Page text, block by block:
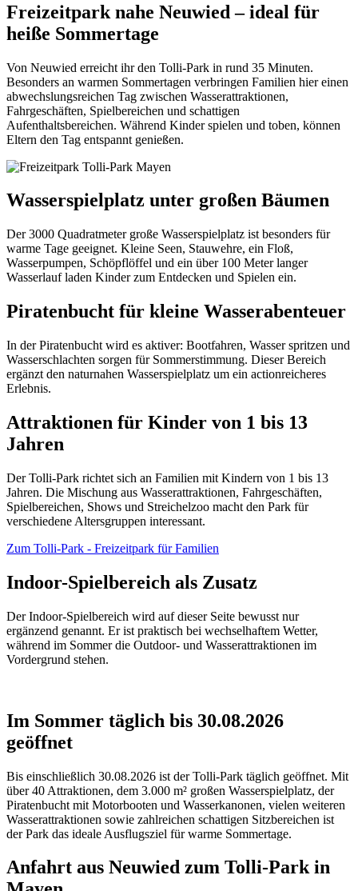
Freizeitpark nahe Neuwied – ideal für
heiße Sommertage
Von Neuwied erreicht ihr den Tolli-Park in rund 35 Minuten.
Besonders an warmen Sommertagen verbringen Familien hier einen
abwechslungsreichen Tag zwischen Wasserattraktionen,
Fahrgeschäften, Spielbereichen und schattigen
Aufenthaltsbereichen. Während Kinder spielen und toben, können
Eltern den Tag entspannt genießen.
Wasserspielplatz unter großen Bäumen
Der 3000 Quadratmeter große Wasserspielplatz ist besonders für
warme Tage geeignet. Kleine Seen, Stauwehre, ein Floß,
Wasserpumpen, Schöpflöffel und ein über 100 Meter langer
Wasserlauf laden Kinder zum Entdecken und Spielen ein.
Piratenbucht für kleine Wasserabenteuer
In der Piratenbucht wird es aktiver: Bootfahren, Wasser spritzen und
Wasserschlachten sorgen für Sommerstimmung. Dieser Bereich
ergänzt den naturnahen Wasserspielplatz um ein actionreicheres
Erlebnis.
Attraktionen für Kinder von 1 bis 13
Jahren
Der Tolli-Park richtet sich an Familien mit Kindern von 1 bis 13
Jahren. Die Mischung aus Wasserattraktionen, Fahrgeschäften,
Spielbereichen, Shows und Streichelzoo macht den Park für
verschiedene Altersgruppen interessant.
Zum Tolli-Park - Freizeitpark für Familien
Indoor-Spielbereich als Zusatz
Der Indoor-Spielbereich wird auf dieser Seite bewusst nur
ergänzend genannt. Er ist praktisch bei wechselhaftem Wetter,
während im Sommer die Outdoor- und Wasserattraktionen im
Vordergrund stehen.
Im Sommer täglich bis 30.08.2026
geöffnet
Bis einschließlich 30.08.2026 ist der Tolli-Park täglich geöffnet. Mit
über 40 Attraktionen, dem 3.000 m² großen Wasserspielplatz, der
Piratenbucht mit Motorbooten und Wasserkanonen, vielen weiteren
Wasserattraktionen sowie zahlreichen schattigen Sitzbereichen ist
der Park das ideale Ausflugsziel für warme Sommertage.
Anfahrt aus Neuwied zum Tolli-Park in